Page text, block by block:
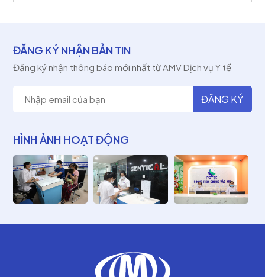
ĐĂNG KÝ NHẬN BẢN TIN
Đăng ký nhận thông báo mới nhất từ AMV Dịch vụ Y tế
HÌNH ẢNH HOẠT ĐỘNG